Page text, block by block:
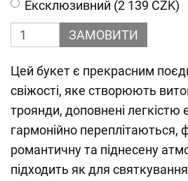
Ексклюзивний (2 139 CZK)
ЗАМОВИТИ
Цей букет є прекрасним
свіжості, яке створюють
троянди, доповнені легкістю
гармонійно
романтичну та піднесену
підходить як для